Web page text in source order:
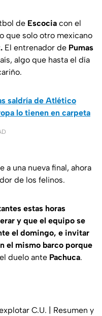
de Escocia con el
que solo otro mexicano
El entrenador de Pumas
algo que hasta el día
saldría de Atlético
lo tienen en carpeta
a una nueva final, ahora
de los felinos.
estas horas
y que el equipo se
el domingo, e invitar
el mismo barco porque
duelo ante Pachuca.
C.U. | Resumen y